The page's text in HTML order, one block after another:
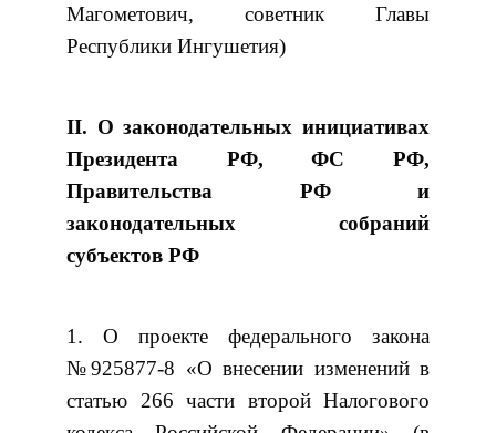
Магометович, советник Главы
Республики Ингушетия)
II. О законодательных инициативах
Президента РФ, ФС РФ,
Правительства РФ и
законодательных собраний
субъектов РФ
1. О проекте федерального закона
№925877-8 «О внесении изменений в
статью 266 части второй Налогового